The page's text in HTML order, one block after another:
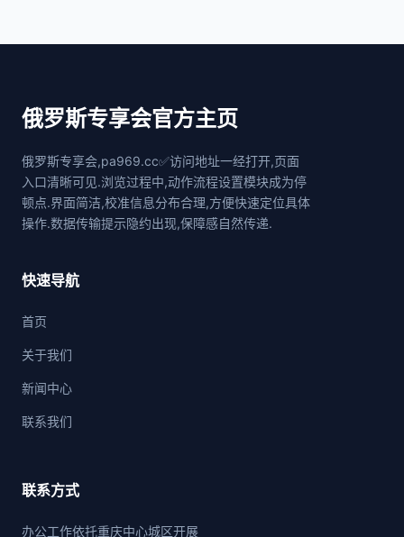
俄罗斯专享会官方主页
俄罗斯专享会,pa969.cc✅访问地址一经打开,页面
入口清晰可见.浏览过程中,动作流程设置模块成为停
顿点.界面简洁,校准信息分布合理,方便快速定位具体
操作.数据传输提示隐约出现,保障感自然传递.
快速导航
首页
关于我们
新闻中心
联系我们
联系方式
办公工作依托重庆中心城区开展